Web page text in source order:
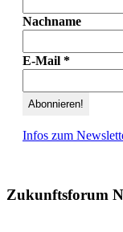
Nachname
E-Mail *
Infos zum
Zukunftsforum